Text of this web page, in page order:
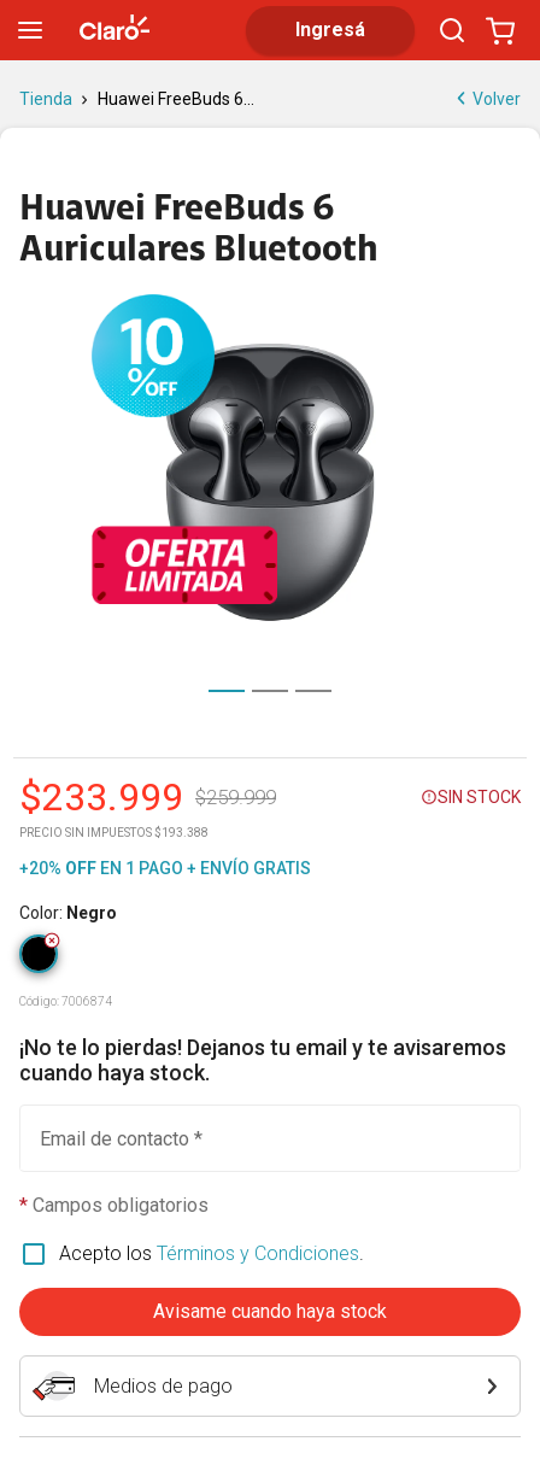
Ingresá
Tienda Huawei FreeBuds 6... Volver
Huawei FreeBuds 6
Auriculares Bluetooth
$233.999 $259.999 SIN STOCK
PRECIO SIN IMPUESTOS $193.388
+20% OFF EN 1 PAGO + ENVÍO GRATIS
Color: Negro
Código:7006874
¡No te lo pierdas! Dejanos tu email y te avisaremos
cuando haya stock.
Email de contacto *
* Campos obligatorios
Acepto los Términos y Condiciones.
Avisame cuando haya stock
Medios de pago
Huawei FreeBuds 6 Auriculares Bluetooth: audio HD y